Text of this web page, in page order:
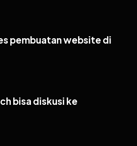
pembuatan website di
bisa diskusi ke